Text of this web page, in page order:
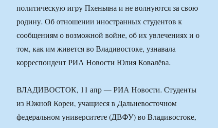
политическую игру Пхеньяна и не волнуются за свою
родину. Об отношении иностранных студентов к
сообщениям о возможной войне, об их увлечениях и о
том, как им живется во Владивостоке, узнавала
корреспондент РИА Новости Юлия Ковалёва.
ВЛАДИВОСТОК, 11 апр — РИА Новости. Студенты
из Южной Кореи, учащиеся в Дальневосточном
федеральном университете (ДВФУ) во Владивостоке,